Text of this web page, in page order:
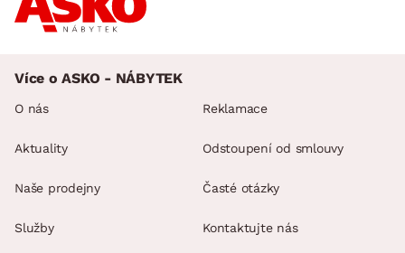
Více o ASKO - NÁBYTEK
O nás
Aktuality
Naše prodejny
Služby
Reklamace
Odstoupení od smlouvy
Časté otázky
Kontaktujte nás